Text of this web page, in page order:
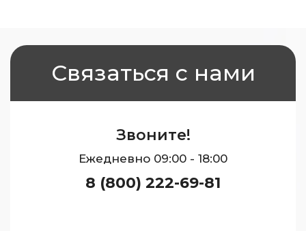
Связаться с нами
Звоните!
Ежедневно 09:00 - 18:00
8 (800) 222-69-81